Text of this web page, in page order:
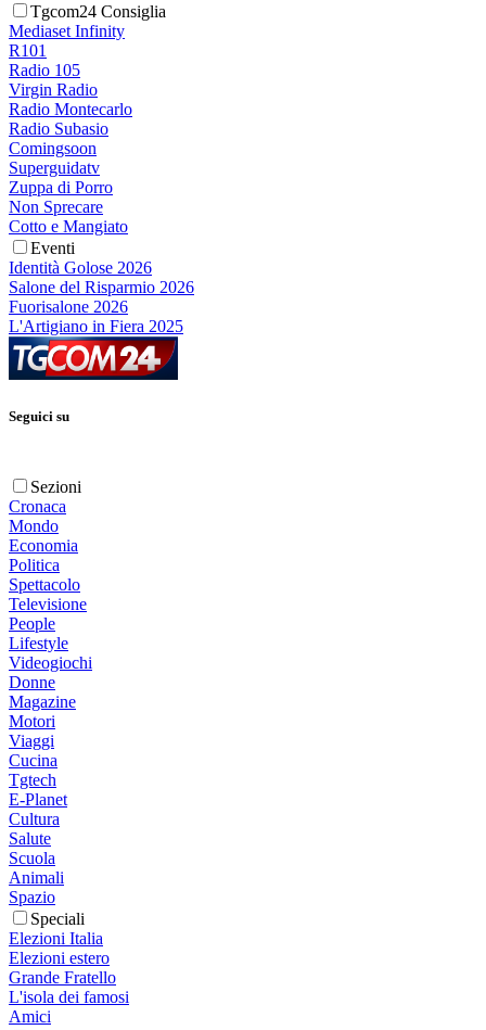
Tgcom24 Consiglia
Mediaset Infinity
R101
Radio 105
Virgin Radio
Radio Montecarlo
Radio Subasio
Comingsoon
Superguidatv
Zuppa di Porro
Non Sprecare
Cotto e Mangiato
Eventi
Identità Golose 2026
Salone del Risparmio 2026
Fuorisalone 2026
L'Artigiano in Fiera 2025
Seguici su
Sezioni
Cronaca
Mondo
Economia
Politica
Spettacolo
Televisione
People
Lifestyle
Videogiochi
Donne
Magazine
Motori
Viaggi
Cucina
Tgtech
E-Planet
Cultura
Salute
Scuola
Animali
Spazio
Speciali
Elezioni Italia
Elezioni estero
Grande Fratello
L'isola dei famosi
Amici